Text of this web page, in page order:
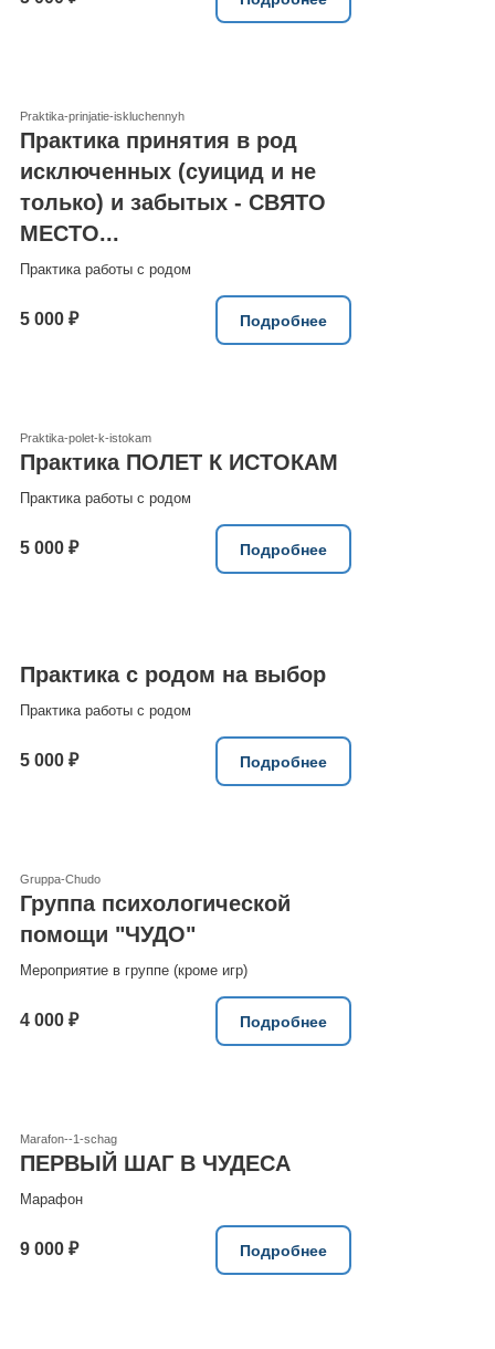
Praktika-prinjatie-iskluchennyh
Практика принятия в род
исключенных (суицид и не
только) и забытых - СВЯТО
МЕСТО...
Практика работы с родом
5 000 ₽ Подробнее
Praktika-polet-k-istokam
Практика ПОЛЕТ К ИСТОКАМ
Практика работы с родом
5 000 ₽ Подробнее
Практика с родом на выбор
Практика работы с родом
5 000 ₽ Подробнее
Gruppa-Chudo
Группа психологической
помощи "ЧУДО"
Мероприятие в группе (кроме игр)
4 000 ₽ Подробнее
Marafon--1-schag
ПЕРВЫЙ ШАГ В ЧУДЕСА
Марафон
9 000 ₽ Подробнее